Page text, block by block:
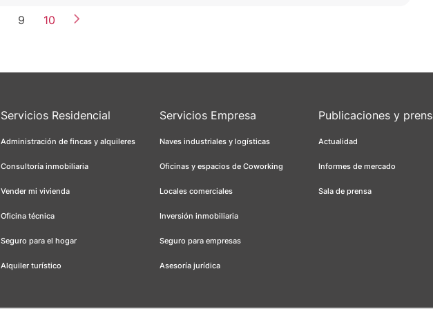
9 10
Servicios Residencial
Administración de fincas y alquileres
Consultoría inmobiliaria
Vender mi vivienda
Oficina técnica
Seguro para el hogar
Alquiler turístico
Servicios Empresa
Naves industriales y logísticas
Oficinas y espacios de Coworking
Locales comerciales
Inversión inmobiliaria
Seguro para empresas
Asesoría jurídica
Publicaciones y
Actualidad
Informes de mercado
Sala de prensa